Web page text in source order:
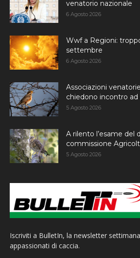
venatorio nazionale
6 Agosto 2026
Wwf a Regioni:
settembre
6 Agosto 2026
Associazioni
chiedono incontro ad
5 Agosto 2026
A rilento l’esame del
commissione
5 Agosto 2026
Iscriviti a BulletIn, la newsletter
appassionati di caccia.